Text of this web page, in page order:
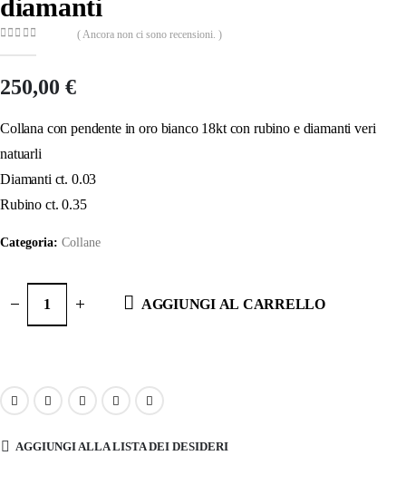
diamanti
( Ancora non ci sono recensioni. )
250,00 €
Collana con pendente in oro bianco 18kt con rubino e diamanti veri
natuarli
Diamanti ct. 0.03
Rubino ct. 0.35
Categoria: Collane
AGGIUNGI AL CARRELLO
AGGIUNGI ALLA LISTA DEI DESIDERI